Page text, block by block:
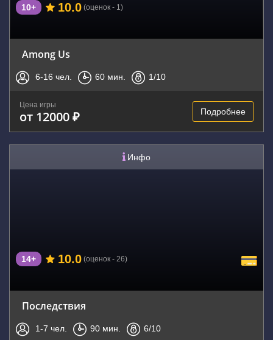
10+ 10.0 (оценок - 1)
Among Us
6-16 чел. 60 мин. 1/10
Цена игры
от 12000 ₽ Подробнее
Инфо
14+ 10.0 (оценок - 26)
Последствия
1-7 чел. 90 мин. 6/10